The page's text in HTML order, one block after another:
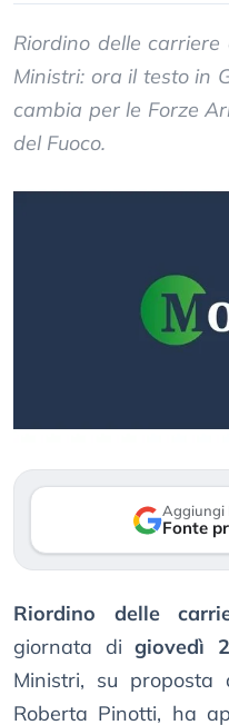
Riordino delle
Ministri: ora il testo in
cambia per le Forze
del Fuoco.
Aggiungi
Fonte
Riordino delle
giornata digiovedì
Ministri, su proposta
Roberta Pinotti, ha